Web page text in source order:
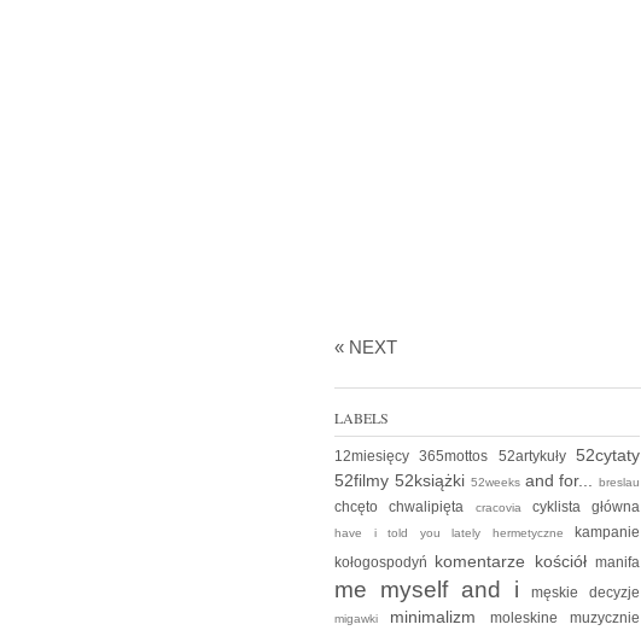
« NEXT
LABELS
12miesięcy365mottos 52artykuły52cytaty
52filmy 52książki 52weeks and for...breslau
chcętochwalipięta cracoviacyklistagłówna
have i told you lately hermetyczne kampanie
kołogospodyń komentarze kościółmanifa
me myself and imęskie decyzje
migawki minimalizm moleskinemuzycznie